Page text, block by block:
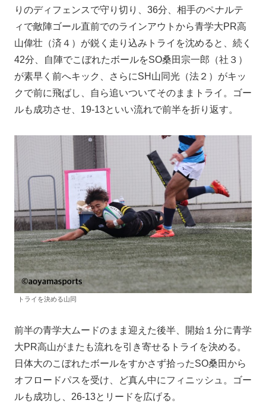
りのディフェンスで守り切り、36分、相手のペナルテ
ィで敵陣ゴール直前でのラインアウトから青学大PR高
山偉壮（済４）が鋭く走り込みトライを沈めると、続く
42分、自陣でこぼれたボールをSO桑田宗一郎（社３）
が素早く前へキック、さらにSH山同光（法２）がキッ
クで前に飛ばし、自ら追いついてそのままトライ。ゴー
ルも成功させ、19-13といい流れで前半を折り返す。
トライを決める山同
前半の青学大ムードのまま迎えた後半、開始１分に青学
大PR高山がまたも流れを引き寄せるトライを決める。
日体大のこぼれたボールをすかさず拾ったSO桑田から
オフロードパスを受け、ど真ん中にフィニッシュ。ゴー
ルも成功し、26-13とリードを広げる。